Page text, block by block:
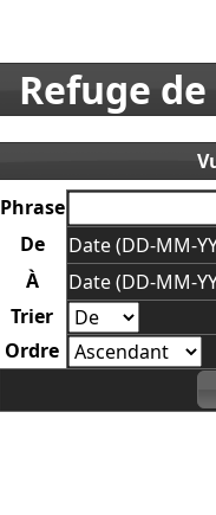
Refuge
Phrase
De
Date (DD-MM-
À
Date (DD-MM-
Trier
Ordre